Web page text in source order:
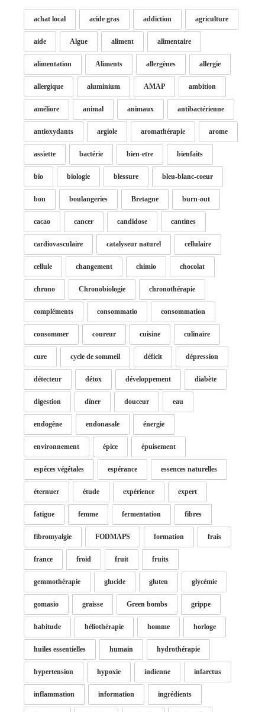
achat local acide gras addiction agriculture
aide Algue aliment alimentaire
alimentation Aliments allergènes allergie
allergique aluminium AMAP ambition
améliore animal animaux antibactérienne
antioxydants argiole aromathérapie arome
assiette bactérie bien-etre bienfaits
bio biologie blessure bleu-blanc-coeur
bon boulangeries Bretagne burn-out
cacao cancer candidose cantines
cardiovasculaire catalyseur naturel cellulaire
cellule changement chimio chocolat
chrono Chronobiologie chronothérapie
compléments consommatio consommation
consommer coureur cuisine culinaire
cure cycle de sommeil déficit dépression
détecteur détox développement diabète
digestion dîner douceur eau
endogène endonasale énergie
environnement épice épuisement
espèces végétales espérance essences naturelles
éternuer étude expérience expert
fatigue femme fermentation fibres
fibromyalgie FODMAPS formation frais
france froid fruit fruits
gemmothérapie glucide gluten glycémie
gomasio graisse Green bombs grippe
habitude héliothérapie homme horloge
huiles essentielles humain hydrothérapie
hypertension hypoxie indienne infarctus
inflammation information ingrédients